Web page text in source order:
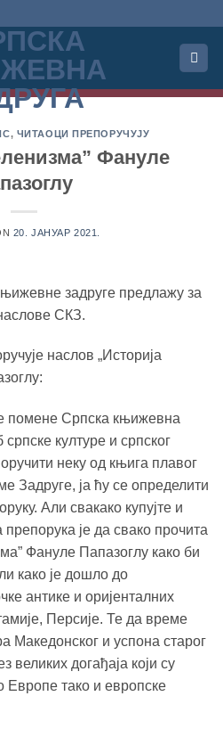
, ЧИТАОЦИ ПРЕПОРУЧУЈУ
Фануле
20. ЈАНУАР 2021.
задруге предлажу за
СКЗ.
наслов „Историја
помене Српска књижевна
културе и српског
неку од књига плавог
Задруге, ја ћу се определити
Али свакако купујте и
препорука је да свако прочита
Фануле Папазоглу како би
како је дошло до
антике и оријенталних
Персије. Те да време
Македонског и успона старог
великих догађаја који су
Европе тако и европске